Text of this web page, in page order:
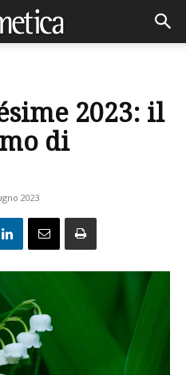
2023: il
di
2023